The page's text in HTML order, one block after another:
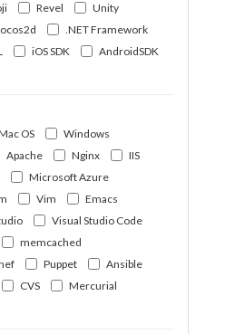
Revel
Unity
.NET Framework
iOS SDK
AndroidSDK
OS
Windows
Apache Nginx
IIS
Microsoft Azure
Vim
Emacs
Visual Studio Code
memcached
Puppet
Ansible
CVS
Mercurial